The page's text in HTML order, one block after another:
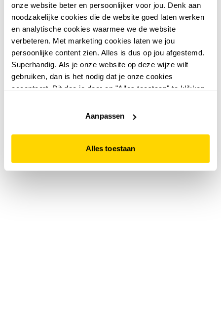
onze website beter en persoonlijker voor jou. Denk aan
noodzakelijke cookies die de website goed laten werken
en analytische cookies waarmee we de website
verbeteren. Met marketing cookies laten we jou
persoonlijke content zien. Alles is dus op jou afgestemd.
Superhandig. Als je onze website op deze wijze wilt
gebruiken, dan is het nodig dat je onze cookies
accepteert. Dit doe je door op "Alles toestaan" te klikken.
website niet optimaal functioneert.
Aanpassen
Alles toestaan